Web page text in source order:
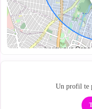
Un profil te